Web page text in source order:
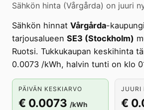
Sähkön hinta (Vårgårda) on juuri
Sähkön hinnat Vårgårda-
tarjousalueen SE3 (Stockholm)
Ruotsi. Tukkukaupan keskihinta
0.0073 /kWh, halvin tunti on klo
PÄIVÄN KESKIARVO
€ 0.0073 /kWh
JUURI
€